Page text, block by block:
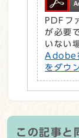
PDFフ
が必要
いない
Adobe
をダウ
この記事と